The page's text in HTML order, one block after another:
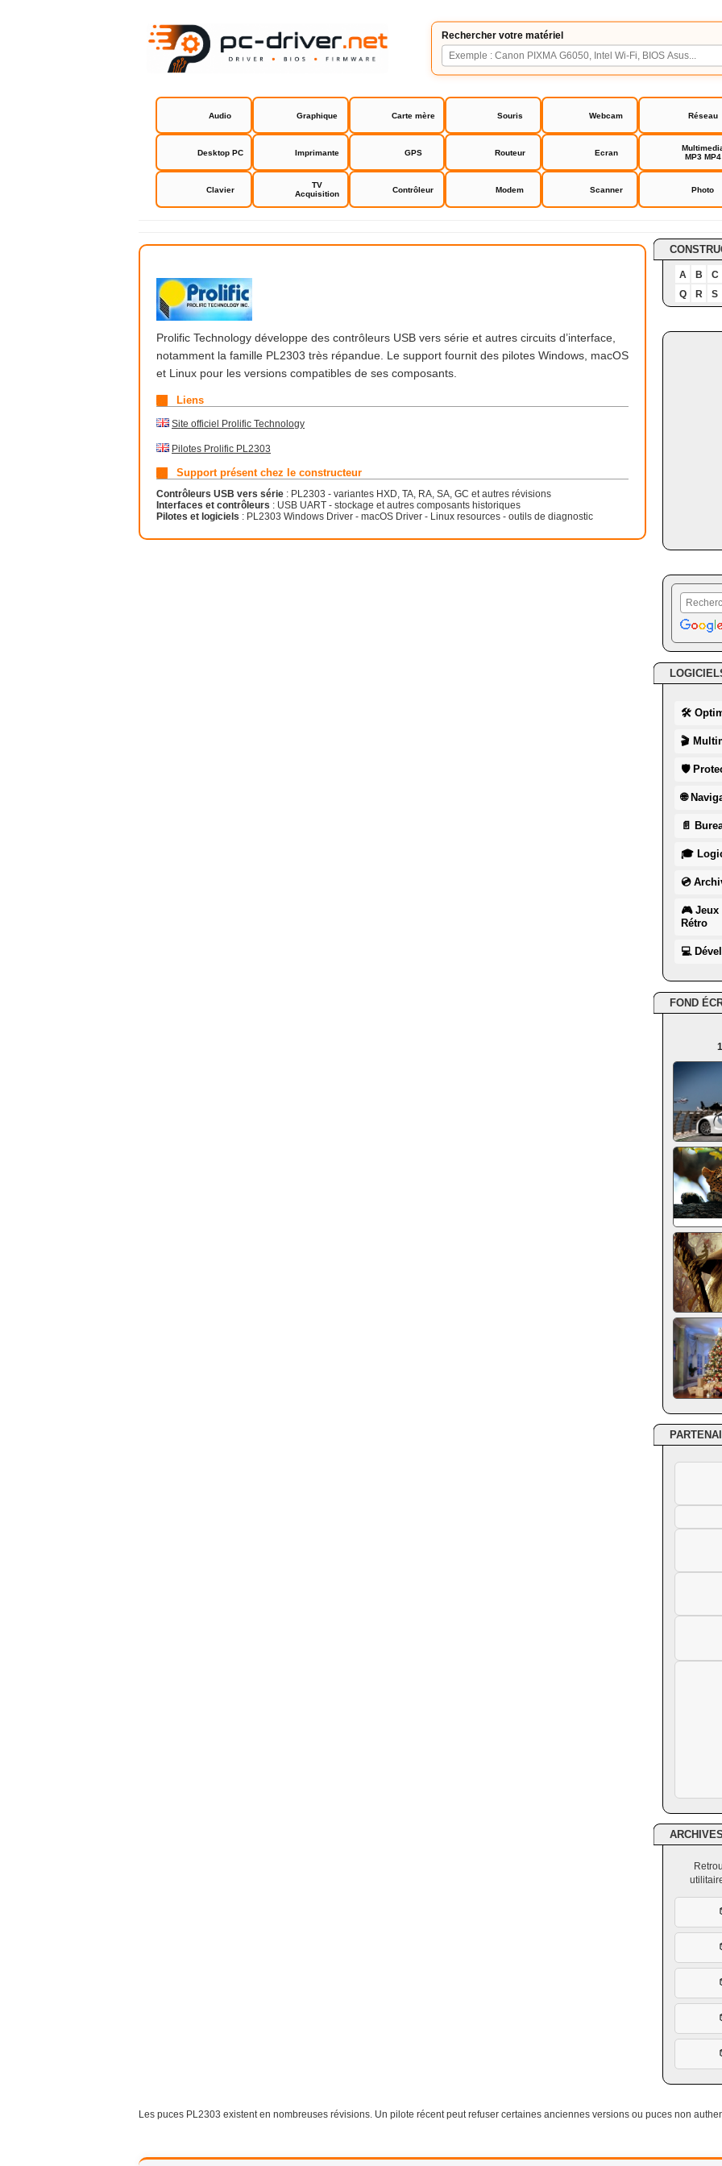
Rechercher votre matériel
Audio Graphique Carte mère Souris Webcam Réseau
Desktop PC Imprimante GPS Routeur Ecran
MP3 MP4
Clavier
TV
Acquisition
Contrôleur Modem Scanner Photo
Prolific Technology
Prolific Technology développe des contrôleurs USB vers série et autres circuits d’interface,
notamment la famille PL2303 très répandue. Le support fournit des pilotes Windows, macOS
et Linux pour les versions compatibles de ses composants.
Liens
Site officiel Prolific Technology
Pilotes Prolific PL2303
Support présent chez le constructeur
Contrôleurs USB vers série : PL2303 - variantes HXD, TA, RA, SA, GC et autres révisions
Interfaces et contrôleurs : USB UART - stockage et autres composants historiques
Pilotes et logiciels : PL2303 Windows Driver - macOS Driver - Linux resources - outils de diagnostic
A B
C
Q
R S
🛠
🎬
🛡
🌐
📄
🎓
💿
🎮 Jeux
Rétro
💻
FOND
Les puces PL2303 existent en nombreuses révisions. Un pilote récent peut refuser certaines anciennes versions ou puces non